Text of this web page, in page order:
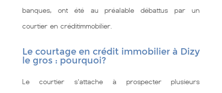
banques, ont été au préalable débattus par un
courtier en créditimmobilier.
Le courtage en crédit immobilier à Dizy
le gros : pourquoi?
Le courtier s'attache à prospecter plusieurs